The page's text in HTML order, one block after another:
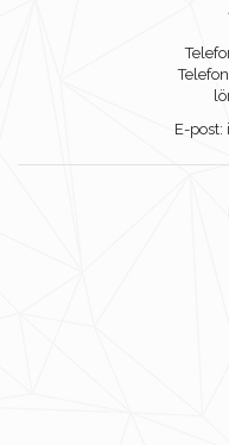
E-post: